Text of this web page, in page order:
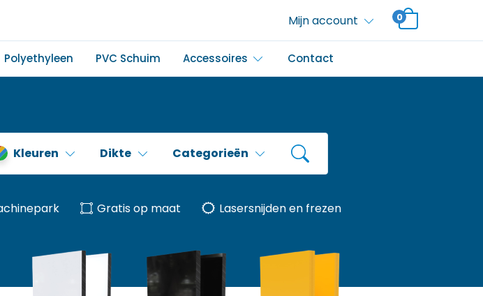
Mijn account 0
Polyethyleen PVC Schuim Accessoires Contact
Kleuren Dikte Categorieën
Gratis op maat Lasersnijden en frezen